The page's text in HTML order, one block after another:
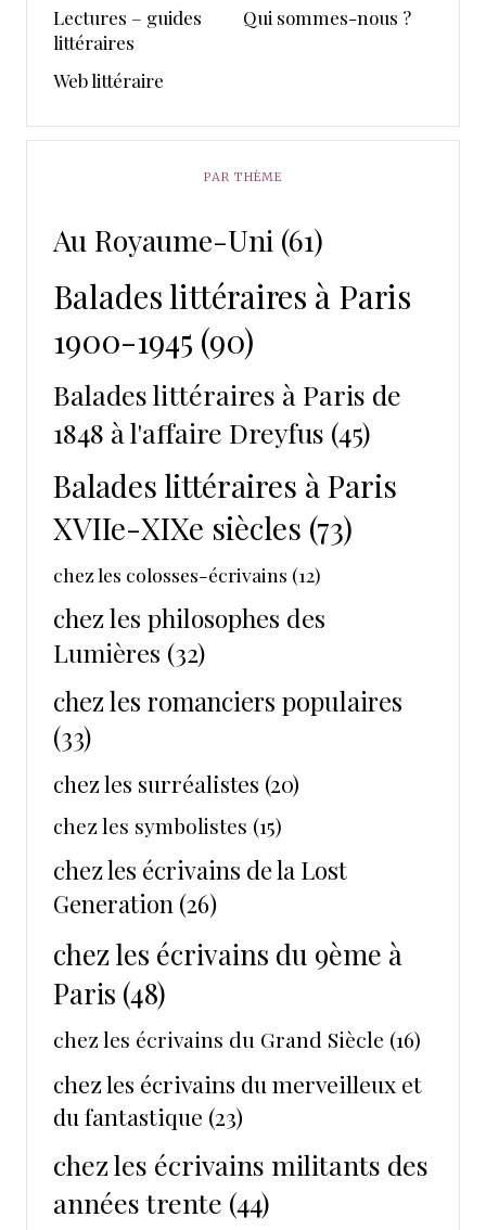
Lectures – guides
littéraires
Qui sommes-nous ?
Web littéraire
PAR THÈME
Au Royaume-Uni (61)
Balades littéraires à Paris
1900-1945 (90)
Balades littéraires à Paris de
1848 à l'affaire Dreyfus (45)
Balades littéraires à Paris
XVIIe-XIXe siècles (73)
chez les colosses-écrivains (12)
chez les philosophes des
Lumières (32)
chez les romanciers populaires
(33)
chez les surréalistes (20)
chez les symbolistes (15)
chez les écrivains de la Lost
Generation (26)
chez les écrivains du 9ème à
Paris (48)
chez les écrivains du Grand Siècle (16)
chez les écrivains du merveilleux et
du fantastique (23)
chez les écrivains militants des
années trente (44)